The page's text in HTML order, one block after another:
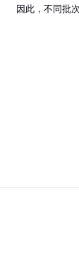
因此，不同批